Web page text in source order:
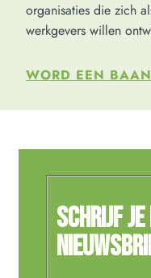
organisaties die zich
werkgevers willen
WORD EEN